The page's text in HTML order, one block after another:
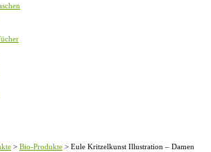
> Bio-Produkte > Eule Kritzelkunst Illustration – Damen